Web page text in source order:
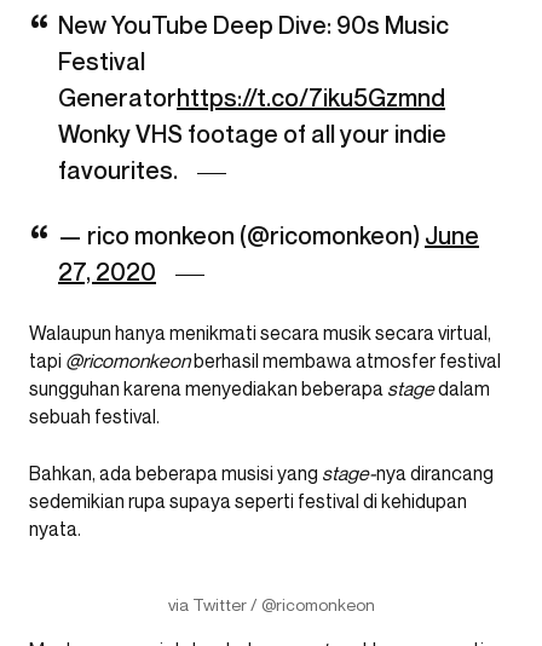
New YouTube Deep Dive: 90s Music
Festival
Generatorhttps://t.co/7iku5Gzmnd
Wonky VHS footage of all your indie
favourites.
— rico monkeon (@ricomonkeon) June
27, 2020
Walaupun hanya menikmati secara musik secara virtual,
tapi @ricomonkeonberhasil membawa atmosfer festival
sungguhan karena menyediakan beberapa stagedalam
sebuah festival.
Bahkan, ada beberapa musisi yang stage-nya dirancang
sedemikian rupa supaya seperti festival di kehidupan
nyata.
via Twitter / @ricomonkeon